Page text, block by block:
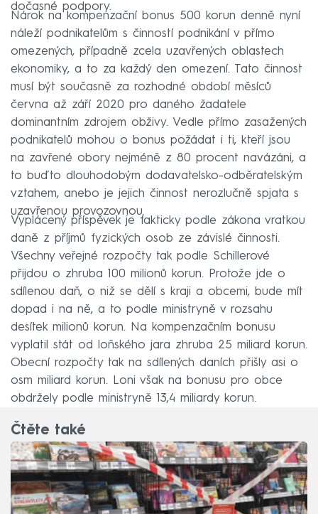
dočasné podpory.
Nárok na kompenzační bonus 500 korun denně nyní
náleží podnikatelům s činností podnikání v přímo
omezených, případně zcela uzavřených oblastech
ekonomiky, a to za každý den omezení. Tato činnost
musí být současně za rozhodné období měsíců
června až září 2020 pro daného žadatele
dominantním zdrojem obživy. Vedle přímo zasažených
podnikatelů mohou o bonus požádat i ti, kteří jsou
na zavřené obory nejméně z 80 procent navázáni, a
to buďto dlouhodobým dodavatelsko-odběratelským
vztahem, anebo je jejich činnost nerozlučně spjata s
uzavřenou provozovnou.
Vyplácený příspěvek je fakticky podle zákona vratkou
daně z příjmů fyzických osob ze závislé činnosti.
Všechny veřejné rozpočty tak podle Schillerové
přijdou o zhruba 100 milionů korun. Protože jde o
sdílenou daň, o niž se dělí s kraji a obcemi, bude mít
dopad i na ně, a to podle ministryně v rozsahu
desítek milionů korun. Na kompenzačním bonusu
vyplatil stát od loňského jara zhruba 25 miliard korun.
Obecní rozpočty tak na sdílených daních přišly asi o
osm miliard korun. Loni však na bonusu pro obce
obdržely podle ministryně 13,4 miliardy korun.
Čtěte také